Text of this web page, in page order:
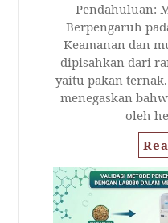
Pendahuluan:
Berpengaruh
Keamanan dan
dipisahkan dari
yaitu pakan
menegaskan
oleh